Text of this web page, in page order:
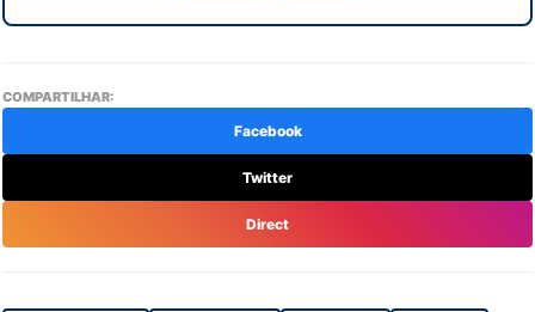
COMPARTILHAR:
Facebook
Twitter
Direct